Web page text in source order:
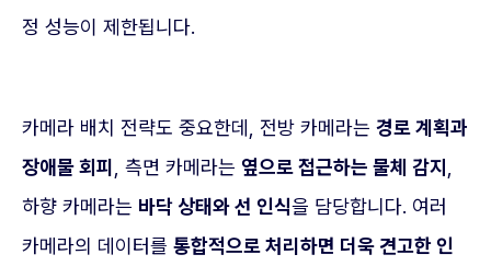
정 성능이 제한됩니다.
카메라 배치 전략도 중요한데, 전방 카메라는 경로 계획과
장애물 회피
, 측면 카메라는 옆으로 접근하는 물체 감지
하향 카메라는 바닥 상태와 선 인식을 담당합니다. 여러
카메라의 데이터를 통합적으로 처리하면 더욱 견고한 인